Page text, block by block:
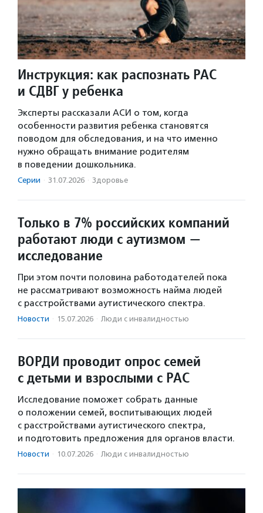
Инструкция: как распознать РАС
и СДВГ у ребенка
Эксперты рассказали АСИ о том, когда
особенности развития ребенка становятся
поводом для обследования, и на что именно
нужно обращать внимание родителям
в поведении дошкольника.
Серии · 31.07.2026 · Здоровье
Только в 7% российских компаний
работают люди с аутизмом —
исследование
При этом почти половина работодателей пока
не рассматривают возможность найма людей
с расстройствами аутистического спектра.
Новости · 15.07.2026 · Люди с инвалидностью
ВОРДИ проводит опрос семей
с детьми и взрослыми с РАС
Исследование поможет собрать данные
о положении семей, воспитывающих людей
с расстройствами аутистического спектра,
и подготовить предложения для органов власти.
Новости · 10.07.2026 · Люди с инвалидностью